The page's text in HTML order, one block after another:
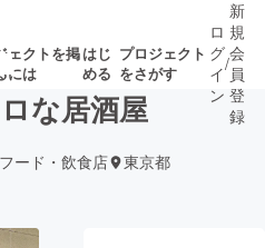
ェクトを掲
には
はじ
める
プロジェクト
をさがす
ロ
グ
イ
ン
/
新
規
会
員
登
録
な居酒屋
フード・飲食店 東京都